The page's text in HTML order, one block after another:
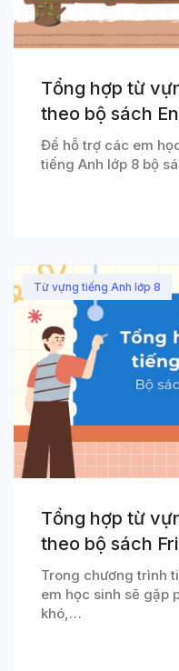
Tổng hợp từ
theo bộ sách
Để hỗ trợ các em
tiếng Anh lớp 8 bộ
Từ vựng tiếng Anh lớp 8
Tổng hợp từ
theo bộ sách
Trong chương trình
em học sinh sẽ gặp
khó,…